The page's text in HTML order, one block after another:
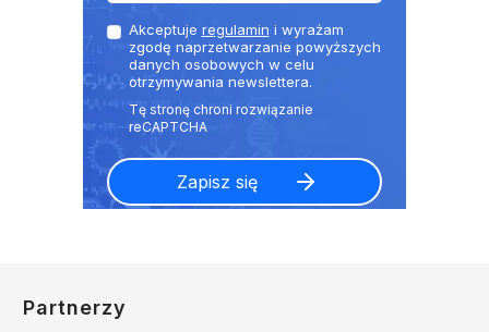
Akceptuje regulamin i wyrażam
zgodę naprzetwarzanie powyższych
danych osobowych w celu
otrzymywania newslettera.
Partnerzy